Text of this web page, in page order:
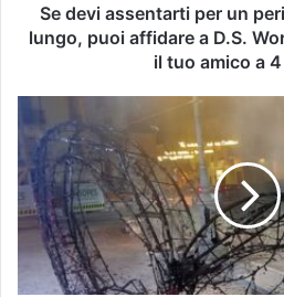
Se devi assentarti per un
lungo, puoi affidare a D.S.
il tuo amico a